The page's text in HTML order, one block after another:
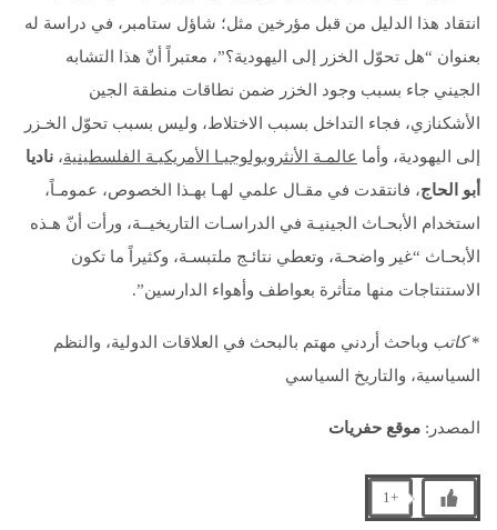
انتقاد هذا الدليل من قبل مؤرخين مثل؛ شاؤل ستامبر، في دراسة له
بعنوان “هل تحوّل الخزر إلى اليهودية؟”، معتبراً أنّ هذا التشابه
الجيني جاء بسبب وجود الخزر ضمن نطاقات منطقة الجين
الأشكنازي، فجاء التداخل بسبب الاختلاط، وليس بسبب تحوّل الخـزر
إلى اليهودية، وأما عالمـة الأنثروبولوجيـا الأمريكيـة الفلسطينية، ناديا
أبو الحاج، فانتقدت في مقـال علمي لهـا بهـذا الخصوص، عمومـاً،
استخدام الأبحـاث الجينيـة في الدراسـات التاريخيــة، ورأت أنّ هـذه
الأبحـاث “غير واضحـة، وتعطي نتائـج ملتبسـة، وكثيراً ما تكون
الاستنتاجات منها متأثرة بعواطف وأهواء الدارسين”.
*كاتب وباحث أردني مهتم بالبحث في العلاقات الدولية، والنظم
السياسية، والتاريخ السياسي
المصدر: موقع حفريات
+1